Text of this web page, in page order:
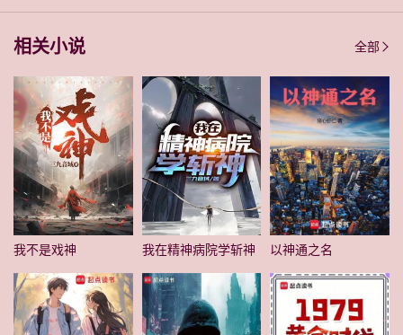
相关小说 全部
我不是戏神 我在精神病院学斩神 以神通之名